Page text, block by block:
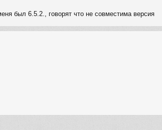
был 6.5.2., говорят что не совместима версия